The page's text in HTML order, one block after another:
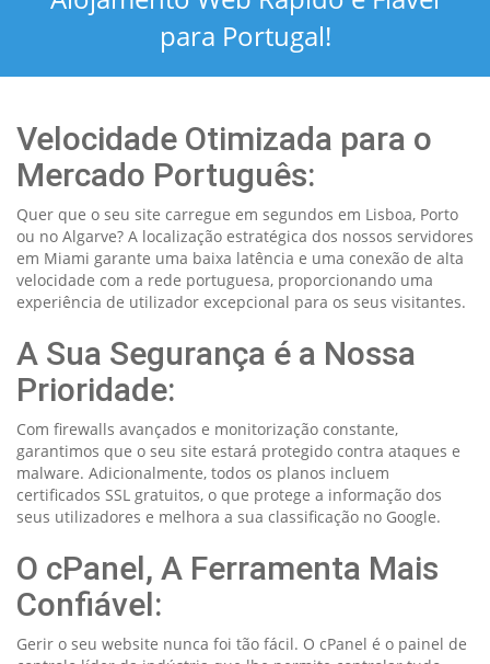
para Portugal!
Velocidade Otimizada para o
Mercado Português:
Quer que o seu site carregue em segundos em Lisboa, Porto
ou no Algarve? A localização estratégica dos nossos servidores
em Miami garante uma baixa latência e uma conexão de alta
velocidade com a rede portuguesa, proporcionando uma
experiência de utilizador excepcional para os seus visitantes.
A Sua Segurança é a Nossa
Prioridade:
Com firewalls avançados e monitorização constante,
garantimos que o seu site estará protegido contra ataques e
malware. Adicionalmente, todos os planos incluem
certificados SSL gratuitos, o que protege a informação dos
seus utilizadores e melhora a sua classificação no Google.
O cPanel, A Ferramenta Mais
Confiável:
Gerir o seu website nunca foi tão fácil. O cPanel é o painel de